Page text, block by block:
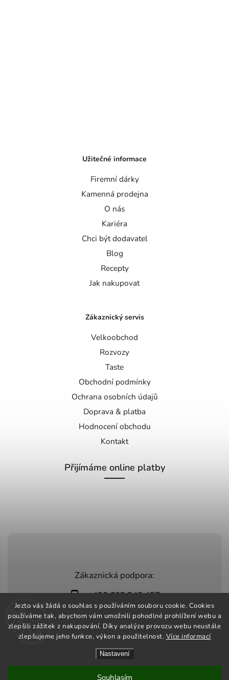
Jezto vás žádá o souhlas s používáním souboru cookie. Cookies
používáme tak, abychom vám umožnili pohodlné prohlížení webu a
zlepšili zážitek z nakupování. Díky analýze provozu webu neustále
zlepšujeme jeho funkce, výkon a použitelnost. Více informací
Nastavení
Souhlasím
Zákaznická podpora:
+420 603 248 457
info@jeztomarket.cz
Užitečné informace
Firemní dárky
Kamenná prodejna
O nás
Kariéra
Chci být dodavatel
Blog
Recepty
Jak nakupovat
Zákaznický servis
Velkoobchod
Rozvozy
Taste
Obchodní podmínky
Ochrana osobních údajů
Doprava & platba
Hodnocení obchodu
Kontakt
Přijímáme online platby
Shoptet | Design